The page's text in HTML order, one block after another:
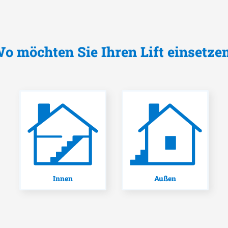
möchten Sie Ihren Lift
Innen Außen